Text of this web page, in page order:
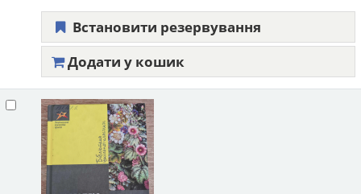
Встановити резервування
Додати у кошик